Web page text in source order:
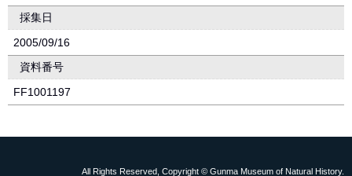
採集日
2005/09/16
資料番号
FF1001197
All Rights Reserved, Copyright © Gunma Museum of Natural History.